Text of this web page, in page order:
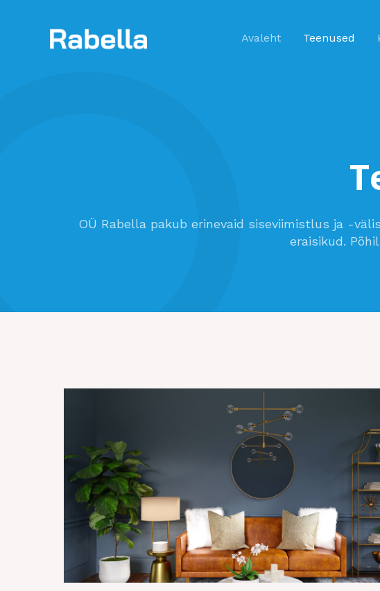
Avaleht Teenused
OÜ Rabella pakub erinevaid siseviimistlus ja -
eraisikud.